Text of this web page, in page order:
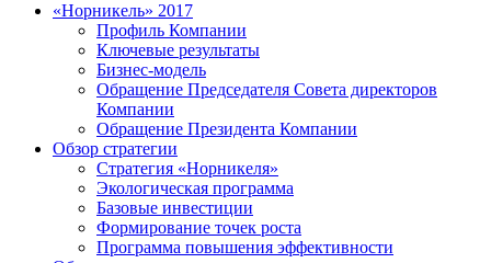
«Норникель» 2017
Профиль Компании
Ключевые результаты
Бизнес-модель
Обращение Председателя Совета директоров
Компании
Обращение Президента Компании
Обзор стратегии
Стратегия «Норникеля»
Экологическая программа
Базовые инвестиции
Формирование точек роста
Программа повышения эффективности